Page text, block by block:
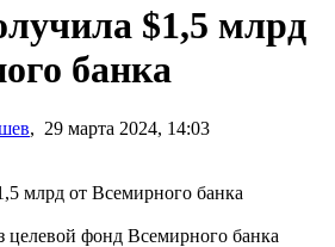
$1,5 млрд
банка
, 29 марта 2024, 14:03
целевой фонд Всемирного банка